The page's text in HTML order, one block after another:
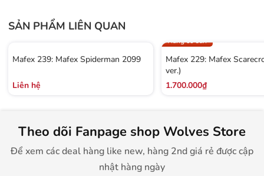
SẢN PHẨM LIÊN QUAN
Mafex 239: Mafex Spiderman 2099
Liên hệ
Hàng có sẵn
Mafex 229: Mafex
ver.)
1.700.000₫
Theo dõi Fanpage shop Wolves Store
Để xem các deal hàng like new, hàng 2nd giá rẻ được cập
nhật hàng ngày